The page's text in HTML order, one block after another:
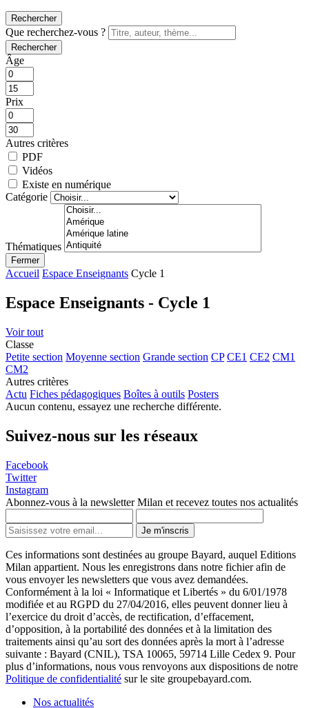
Rechercher
Que recherchez-vous ?
Rechercher
Âge
Prix
Autres critères
PDF
Vidéos
Existe en numérique
Catégorie
Thématiques
Fermer
Accueil Espace Enseignants Cycle 1
Espace Enseignants - Cycle 1
Voir tout
Classe
Petite section Moyenne section Grande section CP CE1 CE2 CM1
CM2
Autres critères
Actu Fiches pédagogiques Boîtes à outils Posters
Aucun contenu, essayez une recherche différente.
Suivez-nous sur les réseaux
Facebook
Twitter
Instagram
Abonnez-vous à la newsletter Milan et recevez toutes nos actualités
Je m'inscris
Ces informations sont destinées au groupe Bayard, auquel Editions
Milan appartient. Nous les enregistrons dans notre fichier afin de
vous envoyer les newsletters que vous avez demandées.
Conformément à la loi « Informatique et Libertés » du 6/01/1978
modifiée et au RGPD du 27/04/2016, elles peuvent donner lieu à
l’exercice du droit d’accès, de rectification, d’effacement,
d’opposition, à la portabilité des données et à la limitation des
traitements ainsi qu’au sort des données après la mort à l’adresse
suivante : Bayard (CNIL), TSA 10065, 59714 Lille Cedex 9. Pour
plus d’informations, nous vous renvoyons aux dispositions de notre
Politique de confidentialité sur le site groupebayard.com.
Nos actualités